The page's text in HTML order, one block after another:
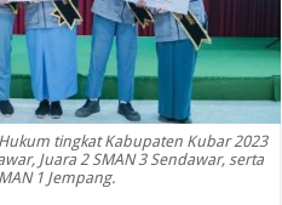
tingkat Kabupaten Kubar 2023
Juara 2 SMAN 3 Sendawar, serta
1 Jempang.